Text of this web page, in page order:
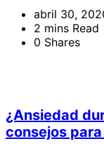
abril 30,
2 mins Read
0 Shares
¿Ansiedad
consejos